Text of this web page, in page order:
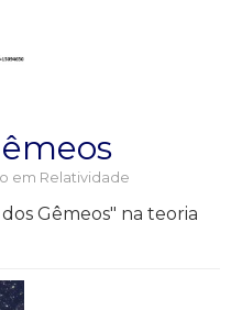
em Relatividade
Gêmeos" na teoria